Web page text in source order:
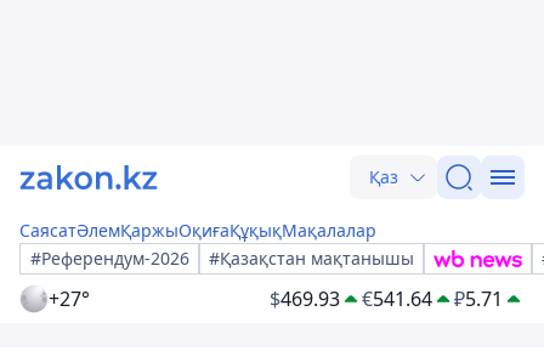
Қаз
СаясатӘлемҚаржыОқиғаҚұқықМақалалар
#Референдум-2026
#Қазақстан мақтанышы
+27° $469.93 €541.64 ₽5.71